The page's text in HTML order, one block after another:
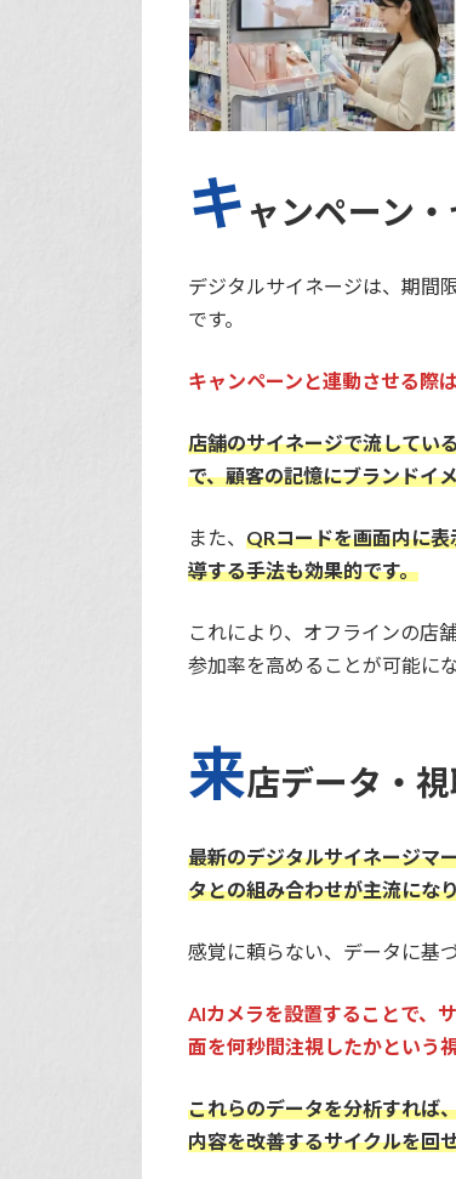
キ ャンペーン
デジタルサイネージは、期間
です。
キャンペーンと連動させる際
店舗のサイネージで流してい
で、顧客の記憶にブランドイ
また、QRコードを画面内に
導する手法も効果的です。
これにより、オフラインの店
参加率を高めることが可能にな
来店データ・
最新のデジタルサイネージマ
タとの組み合わせが主流にな
感覚に頼らない、データに基
AIカメラを設置することで、
面を何秒間注視したかという
これらのデータを分析すれば
内容を改善するサイクルを回